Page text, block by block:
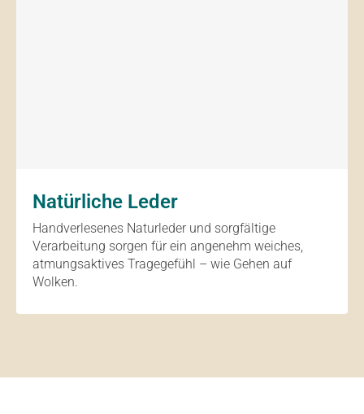
Natürliche Leder
Handverlesenes Naturleder und sorgfältige
Verarbeitung sorgen für ein angenehm weiches,
atmungsaktives Tragegefühl – wie Gehen auf
Wolken.